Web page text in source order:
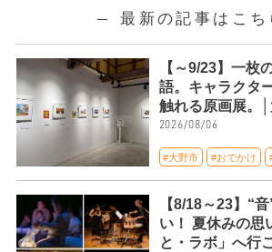
最新の記事はこち
【～9/23】一枚
語。キャラクタ
触れる原画展。
2026/08/06
#大野市 #おでかけ
【8/18～23】“
い！ 夏休みの思
と・ラボ」へ行